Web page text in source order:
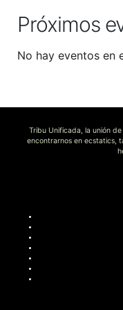
Próximos
No hay eventos en
Tribu Unificada, la unión
encontrarnos en ecstatics,